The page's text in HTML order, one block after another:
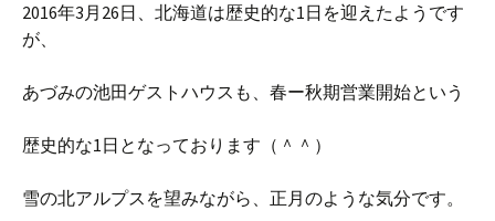
2016年3月26日、北海道は歴史的な1日を迎えたようです
が、
あづみの池田ゲストハウスも、春ー秋期営業開始という
歴史的な1日となっております（＾＾）
雪の北アルプスを望みながら、正月のような気分です。